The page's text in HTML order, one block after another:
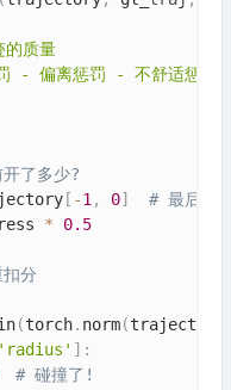
的质量
- 偏离惩罚 - 不舒适惩罚
了多少?
[ -1 , 0]
# 最后一
* 0.5
分
(torch. norm(
'radius' ] :
# 碰撞了!